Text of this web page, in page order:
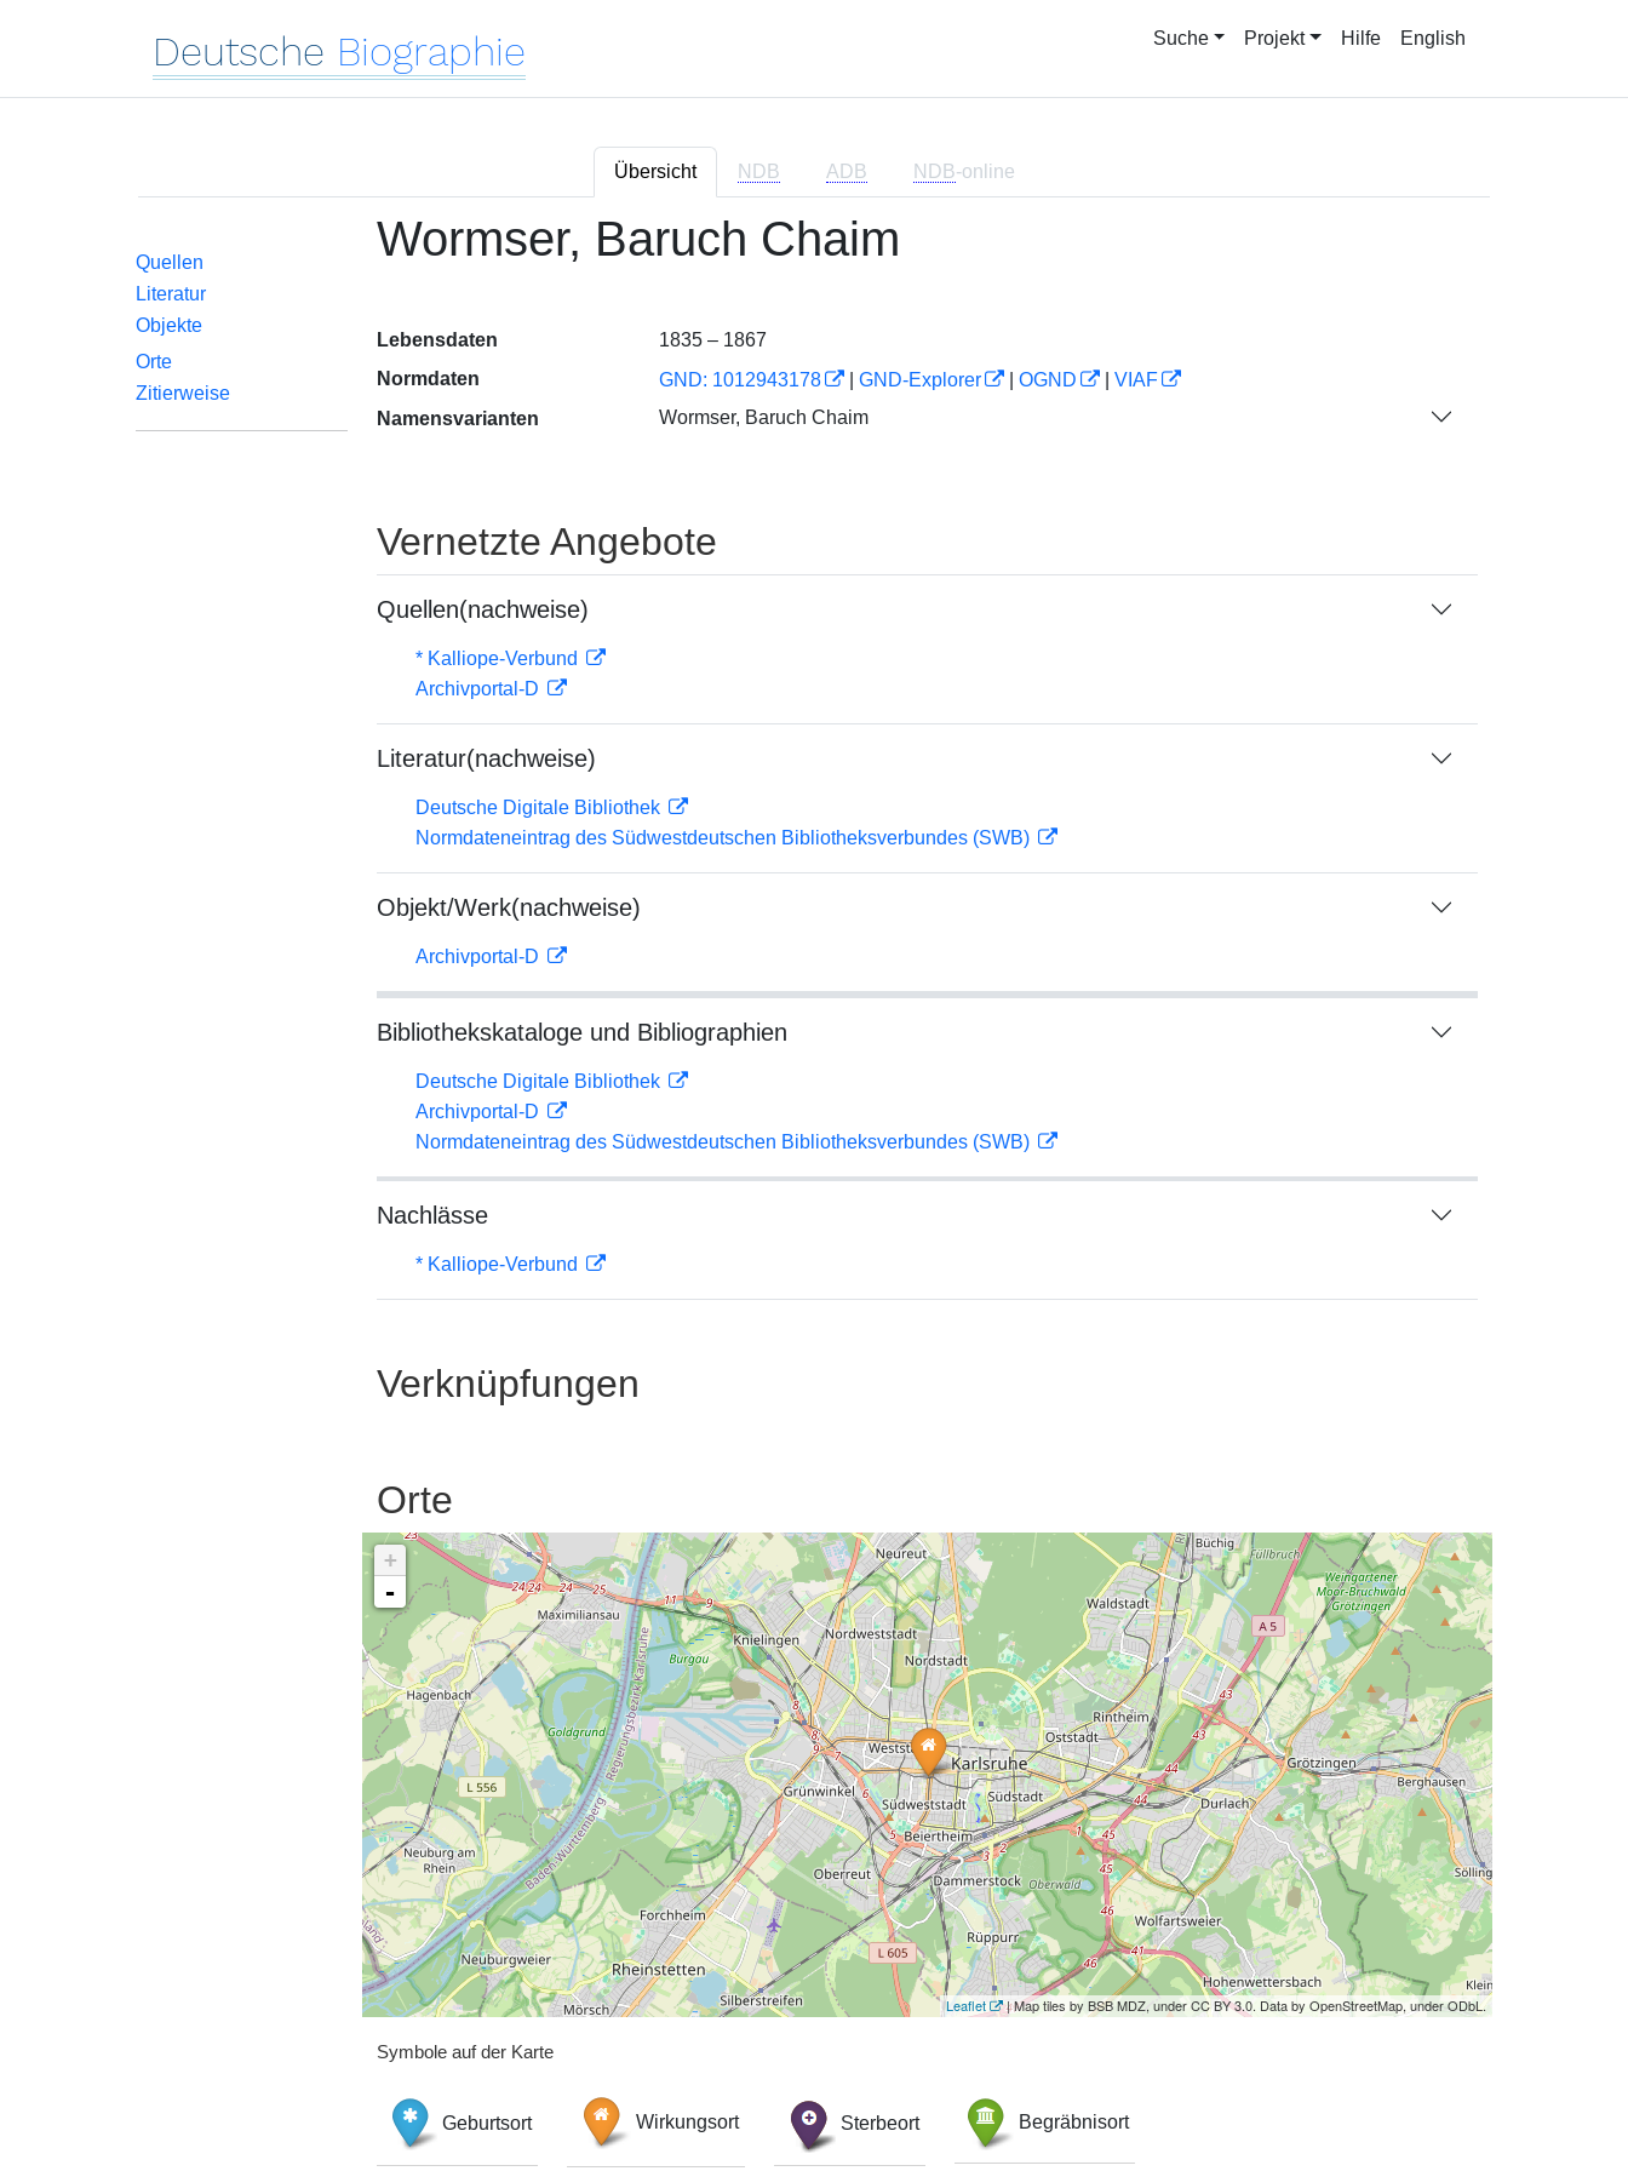
Deutsche Biographie Suche Projekt Hilfe English
Übersicht NDB ADB NDB-online
Quellen
Literatur
Objekte
Orte
Zitierweise
Wormser, Baruch Chaim
Lebensdaten
1835 – 1867
Normdaten
GND: 1012943178 GND-Explorer OGND
VIAF
Namensvarianten
Wormser, Baruch Chaim
Vernetzte Angebote
Quellen(nachweise)
* Kalliope-Verbund
Archivportal-D
Literatur(nachweise)
Deutsche Digitale Bibliothek
Normdateneintrag des Südwestdeutschen Bibliotheksverbundes (SWB)
Objekt/Werk(nachweise)
Archivportal-D
Bibliothekskataloge und Bibliographien
Deutsche Digitale Bibliothek
Archivportal-D
Normdateneintrag des Südwestdeutschen Bibliotheksverbundes (SWB)
Nachlässe
* Kalliope-Verbund
Verknüpfungen
Orte
+
-
Leaflet | Map tiles by BSB MDZ, under CC BY 3.0. Data by OpenStreetMap, under ODbL.
Symbole auf der Karte
Geburtsort Wirkungsort Sterbeort Begräbnisort